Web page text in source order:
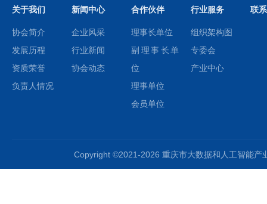
关于我们
协会简介
发展历程
资质荣誉
负责人情况
新闻中心
企业风采
行业新闻
协会动态
合作伙伴
理事长单位
副理事长单
位
理事单位
会员单位
行业服务
组织架构图
专委会
产业中心
联
Copyright ©2021-2026 重庆市大数据和人工智能产